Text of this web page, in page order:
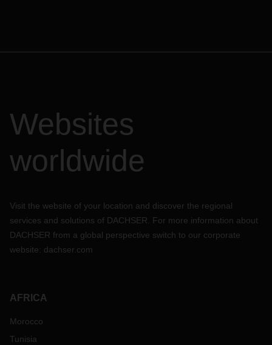
Websites
worldwide
Visit the website of your location and discover the regional
services and solutions of DACHSER. For more information about
DACHSER from a global perspective switch to our corporate
website: dachser.com
AFRICA
Morocco
Tunisia